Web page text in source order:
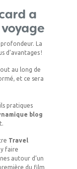
a
La
d’avantages !
au long de
et ce sera
pratiques
blog
Travel
faire
autour d’un
du film